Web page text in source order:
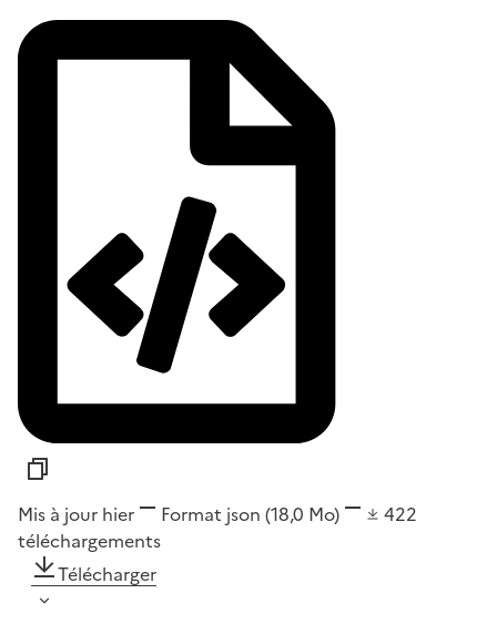
Mis à jour hier Format json (18,0 Mo)
422
téléchargements
Télécharger